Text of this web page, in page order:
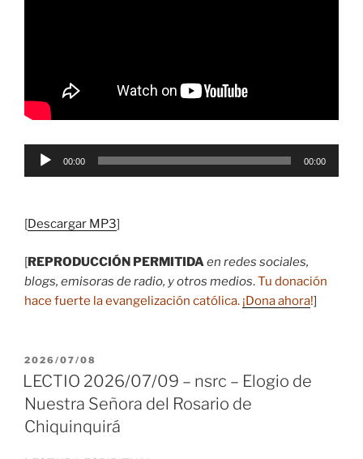
Reproductor
00:00 00:00
[Descargar MP3]
[REPRODUCCIÓN PERMITIDAen redes sociales,
blogs, emisoras de radio, y otros medios.Tu donación
hace fuerte la evangelización católica. ¡Dona ahora!]
PUBLICADO
EL
2026/07/08
LECTIO 2026/07/09 – nsrc – Elogio de
Nuestra Señora del Rosario de
Chiquinquirá